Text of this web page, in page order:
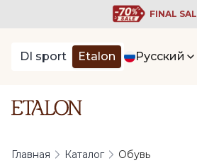
FINAL
DI sport Etalon Русский
Главная Каталог Обувь